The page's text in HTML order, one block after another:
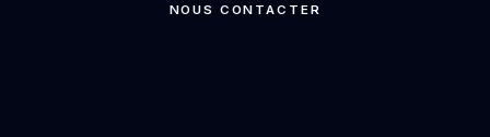
NOUS CONTACTER